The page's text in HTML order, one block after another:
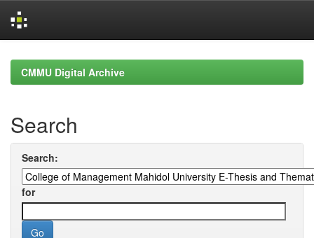
navigationCMMU Digital Archive
Search
Search:
for